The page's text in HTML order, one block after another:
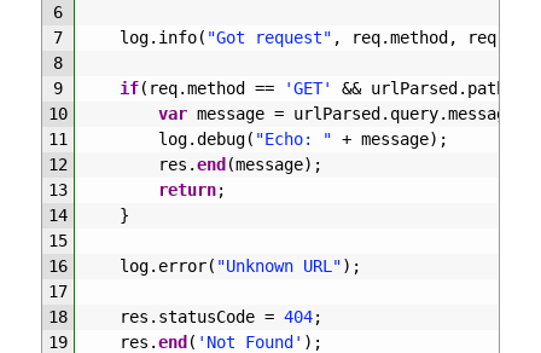
6
7
8
9
10
11
12
13
14
15
16
17
18
19
log. info( "Got request" , req.method , req
if( req.method == 'GET' && urlParsed .
var message = urlParsed . query.message
log.debug( "Echo: " + message) ;
res .end (message) ;
return;
}
log. error( "Unknown URL") ;
res . statusCode = 404;
res .end ( 'Not Found' ) ;